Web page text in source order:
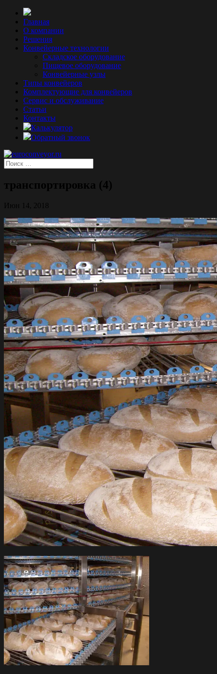
Главная
О компании
Решения
Конвейерные технологии
Складское оборудование
Пищевое оборудование
Конвейерные узлы
Типы конвейеров
Комплектующие для конвейеров
Сервис и обслуживание
Статьи
Контакты
Калькулятор
Обратный звонок
транспортировка (4)
Июн 14, 2018